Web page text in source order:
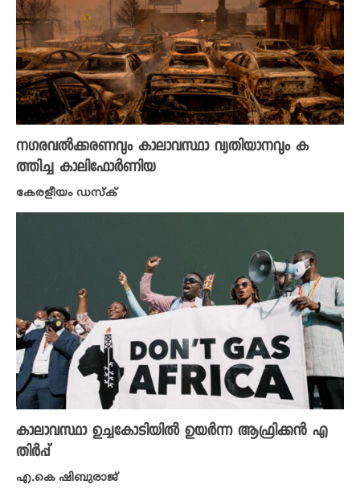
നഗരവൽക്കരണവും കാലാവസ്ഥാ വ്യതിയാനവും ക
ത്തിച്ച കാലിഫോർണിയ
കേരളീയം ഡസ്ക്
കാലാവസ്ഥാ ഉച്ചകോടിയിൽ ഉയർന്ന ആഫ്രിക്കൻ എ
തിർപ്പ്
എ.കെ ഷിബുരാജ്